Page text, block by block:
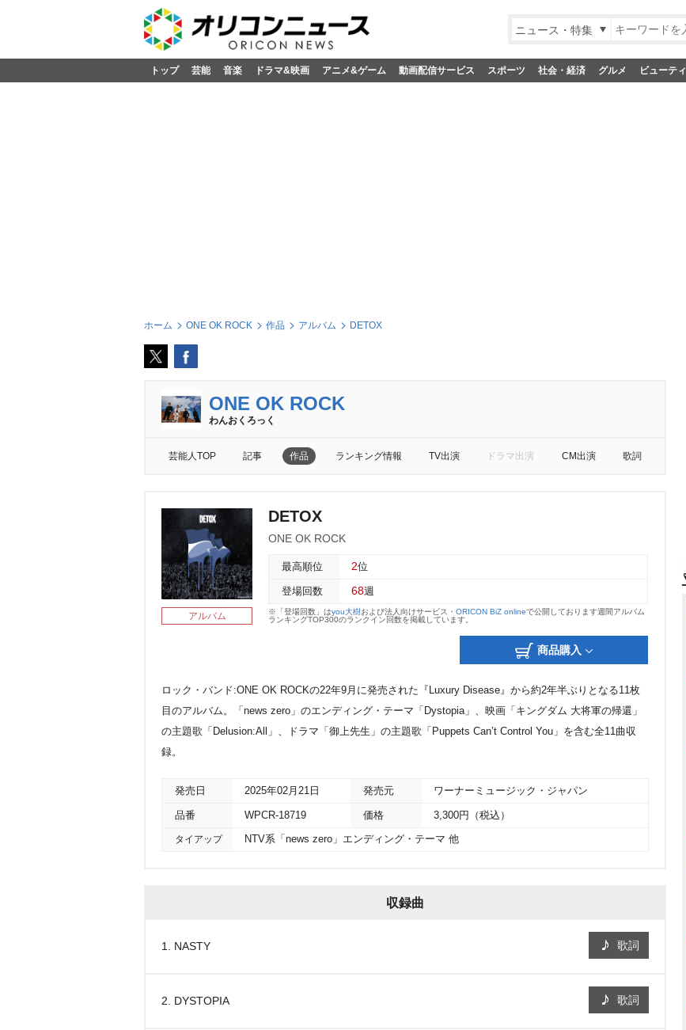
ニュース・特集
トップ 芸能 音楽 ドラマ&映画 アニメ&ゲーム 動画配信サービス スポーツ 社会・経済 グルメ ビューティ
ホーム ONE OK ROCK 作品 アルバム DETOX
ONE OK ROCK
わんおくろっく
芸能人TOP 記事 作品 ランキング情報 TV出演 ドラマ出演 CM出演 歌詞
アルバム
DETOX
ONE OK ROCK
最高順位 2位
登場回数 68週
※「登場回数」はyou大樹および法人向けサービス・ ORICON BiZ onlineで公開しております週間アルバム
ランキングTOP300のランクイン回数を掲載しています。
商品購入
ロック・バンド:ONE OK ROCKの22年9月に発売された『Luxury Disease』から約2年半ぶりとなる11枚
目のアルバム。「news zero」のエンディング・テーマ「Dystopia」、映画「キングダム 大将軍の帰還」
の主題歌「Delusion:All」、ドラマ「御上先生」の主題歌「Puppets Can’t Control You」を含む全11曲収
録。
発売日 2025年02月21日 発売元 ワーナーミュージック・ジャパン
品番 WPCR-18719 価格 3,300円（税込）
タイアップ NTV系「news zero」エンディング・テーマ 他
収録曲
1. NASTY 歌詞
2. DYSTOPIA 歌詞